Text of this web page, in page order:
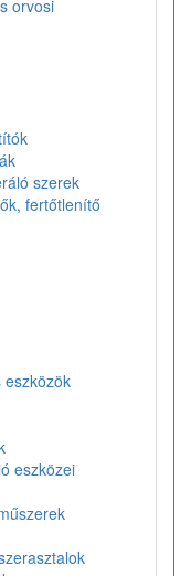
orvosi
szerek
fertőtlenítő
eszközök
eszközei